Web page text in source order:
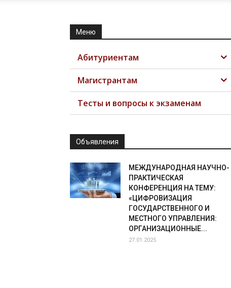
Меню
Абитуриентам
Магистрантам
Тесты и вопросы к экзаменам
Объявления
МЕЖДУНАРОДНАЯ НАУЧНО-
ПРАКТИЧЕСКАЯ
КОНФЕРЕНЦИЯ НА ТЕМУ:
«ЦИФРОВИЗАЦИЯ
ГОСУДАРСТВЕННОГО И
МЕСТНОГО УПРАВЛЕНИЯ:
ОРГАНИЗАЦИОННЫЕ...
27.01.2025